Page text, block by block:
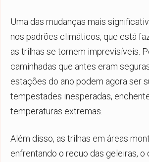
Uma das mudanças mais
nos padrões climáticos, que está
as trilhas se tornem imprevisíveis.
caminhadas que antes eram
estações do ano podem agora ser
tempestades inesperadas,
temperaturas extremas.
Além disso, as trilhas em áreas
enfrentando o recuo das geleiras, o